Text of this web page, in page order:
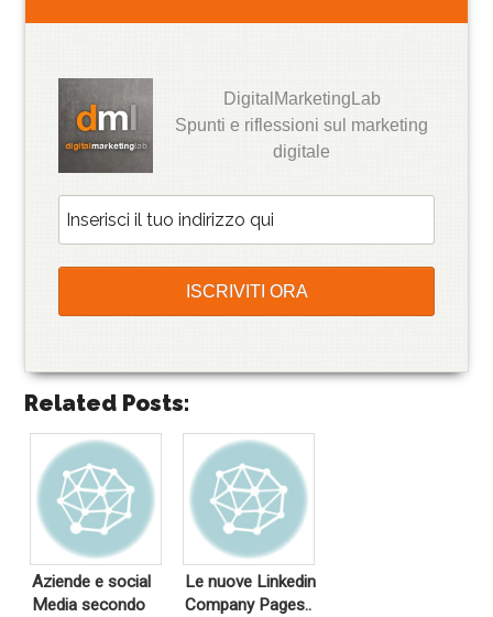
DigitalMarketingLab
Spunti e riflessioni sul marketing
digitale
Related Posts:
Aziende e social
Media secondo
Le nuove Linkedin
Company Pages..